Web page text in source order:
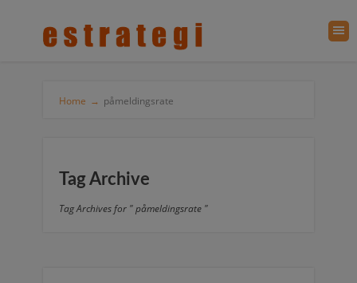
Home → påmeldingsrate
Tag Archive
Tag Archives for " påmeldingsrate "